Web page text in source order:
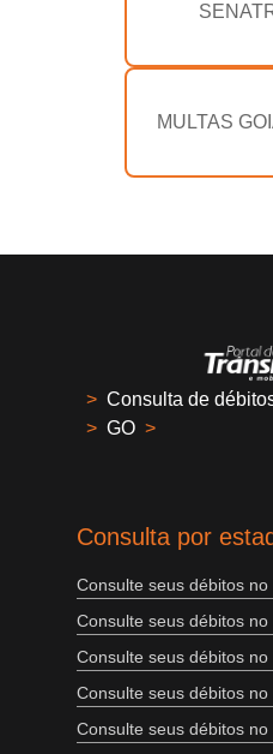
MULTAS
> Consulta de
> GO >
Consulta por
Consulte seus débitos no
Consulte seus débitos no
Consulte seus débitos no
Consulte seus débitos no
Consulte seus débitos no